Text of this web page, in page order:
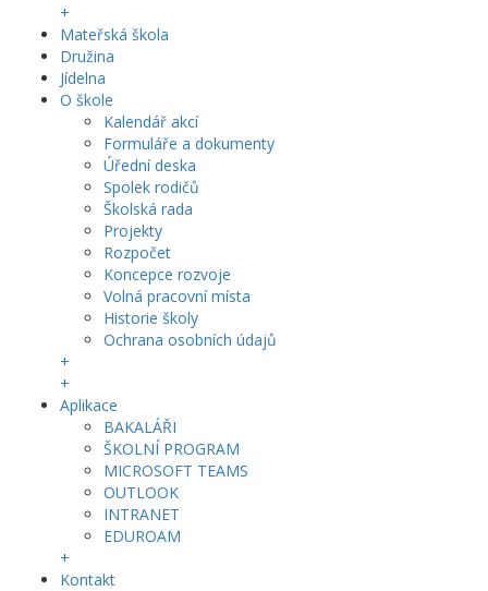
+
Mateřská škola
Družina
Jídelna
O škole
Kalendář akcí
Formuláře a dokumenty
Úřední deska
Spolek rodičů
Školská rada
Projekty
Rozpočet
Koncepce rozvoje
Volná pracovní místa
Historie školy
Ochrana osobních údajů
+
+
Aplikace
BAKALÁŘI
ŠKOLNÍ PROGRAM
MICROSOFT TEAMS
OUTLOOK
INTRANET
EDUROAM
+
Kontakt